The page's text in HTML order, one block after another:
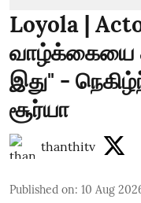
Loyola |
வாழ்க்கையை
இது" -
சூர்யா
thanthitv
Published on: 10 Aug